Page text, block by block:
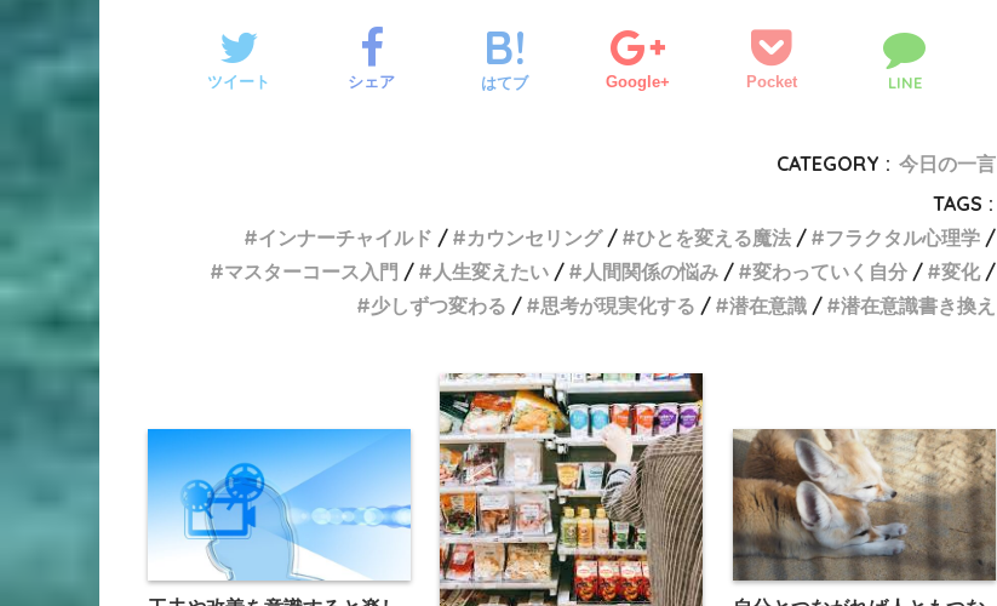
ツイート シェア はてブ Google+ Pocket LINE
CATEGORY : 今日の一言
TAGS :
インナーチャイルド
カウンセリング ひとを変える魔法
フラクタル心理学
マスターコース入門
人生変えたい 人間関係の悩み 変わっていく自分
変化
少しずつ変わる
思考が現実化する 潜在意識 潜在意識書き換え